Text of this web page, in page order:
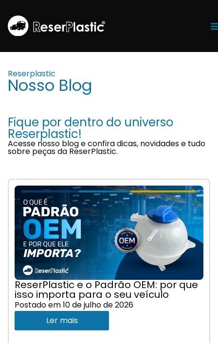
Reserplastic
Nosso Blog
Fique por dentro do universo
Reserplastic!
Acesse nosso blog e confira dicas, novidades e tudo
sobre peças da ReserPlastic.
ReserPlastic e o Padrão OEM: por que
isso importa para o seu veículo
Postado em10 de julho de 2026
Ler mais